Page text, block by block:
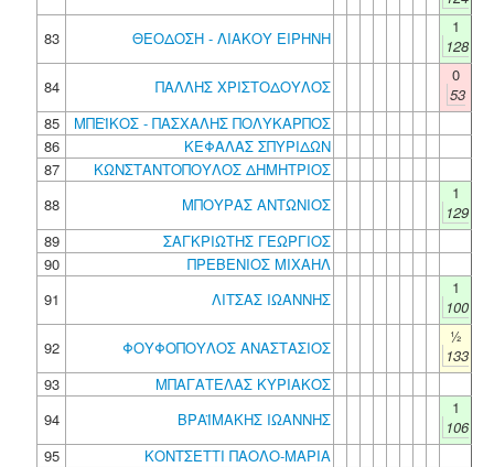
83
ΘΕΟΔΟΣΗ - ΛΙΑΚΟΥ ΕΙΡΗΝΗ
1
128
84
ΠΑΛΛΗΣ ΧΡΙΣΤΟΔΟΥΛΟΣ
0
53
85
ΜΠΕΪΚΟΣ - ΠΑΣΧΑΛΗΣ ΠΟΛΥΚΑΡΠΟΣ
86
ΚΕΦΑΛΑΣ ΣΠΥΡΙΔΩΝ
87
ΚΩΝΣΤΑΝΤΟΠΟΥΛΟΣ ΔΗΜΗΤΡΙΟΣ
88
ΜΠΟΥΡΑΣ ΑΝΤΩΝΙΟΣ
1
129
89
ΣΑΓΚΡΙΩΤΗΣ ΓΕΩΡΓΙΟΣ
90
ΠΡΕΒΕΝΙΟΣ ΜΙΧΑΗΛ
91
ΛΙΤΣΑΣ ΙΩΑΝΝΗΣ
1
100
92
ΦΟΥΦΟΠΟΥΛΟΣ ΑΝΑΣΤΑΣΙΟΣ
½
133
93
ΜΠΑΓΑΤΕΛΑΣ ΚΥΡΙΑΚΟΣ
94
ΒΡΑΪΜΑΚΗΣ ΙΩΑΝΝΗΣ
1
106
95
ΚΟΝΤΣΕΤΤΙ ΠΑΟΛΟ-ΜΑΡΙΑ